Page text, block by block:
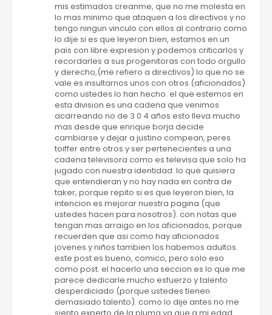
mis estimados creanme, que no me molesta en
lo mas minimo que ataquen a los directivos y no
tengo ningun vinculo con ellos al contrario como
lo dije si es que leyeron bien, estamos en un
pais con libre expresion y podemos criticarlos y
recordarles a sus progenitoras con todo orgullo
y derecho,(me refiero a directivos) lo que no se
vale es insultarnos unos con otros (aficionados)
como ustedes lo han hecho. el que estemos en
esta division es una cadena que venimos
acarreando no de 3 0 4 años esto lleva mucho
mas desde que enrique borja decide
cambiarse y dejar a justino compean, peres
toiffer entre otros y ser pertenecientes a una
cadena televisora como es televisa que solo ha
jugado con nuestra identidad. lo que quisiera
que entendieran y no hay nada en contra de
taker, porque repito si es que leyeron bien, la
intencion es mejorar nuestra pagina (que
ustedes hacen para nosotros). con notas que
tengan mas arraigo en los aficionados, porque
recuerden que asi como hay aficionados
jovenes y niños tambien los habemos adultos.
este post es bueno, comico, pero solo eso
como post. el hacerlo una seccion es lo que me
parece dedicarle mucho esfuerzo y talento
desperdiciado (porque ustedes tienen
demasiado talento). como lo dije antes no me